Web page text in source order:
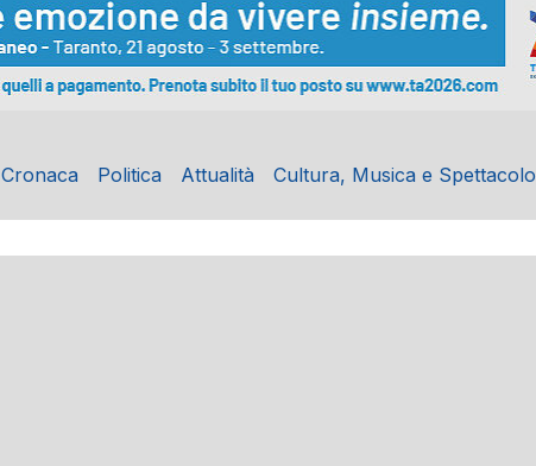
Cronaca Politica Attualità Cultura, Musica e Spettacolo